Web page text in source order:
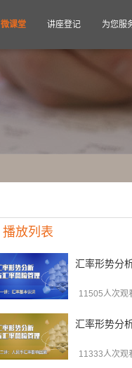
微课堂 讲座登记 为您服
播放列表
汇率形势分
11505人次观
汇率形势分
11333人次观